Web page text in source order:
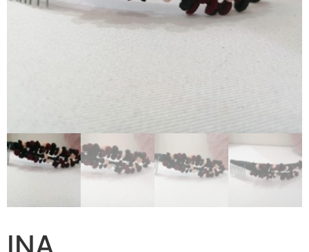
Piezas personalizadas
F.A.Q